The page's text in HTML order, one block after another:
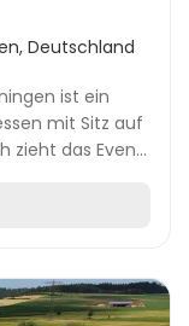
Deutschland
ist ein
mit Sitz auf
zieht das Event